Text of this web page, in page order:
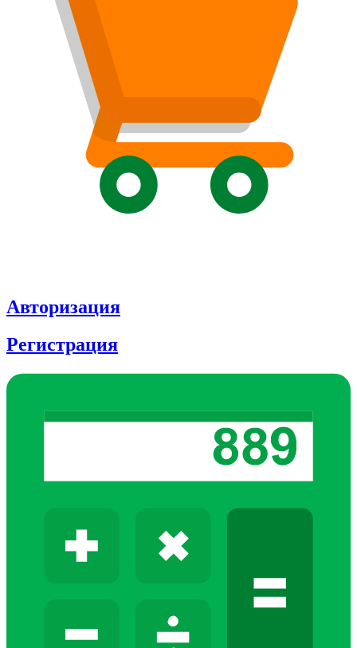
Авторизация
Регистрация